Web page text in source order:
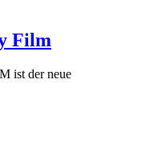
Film
ist der neue